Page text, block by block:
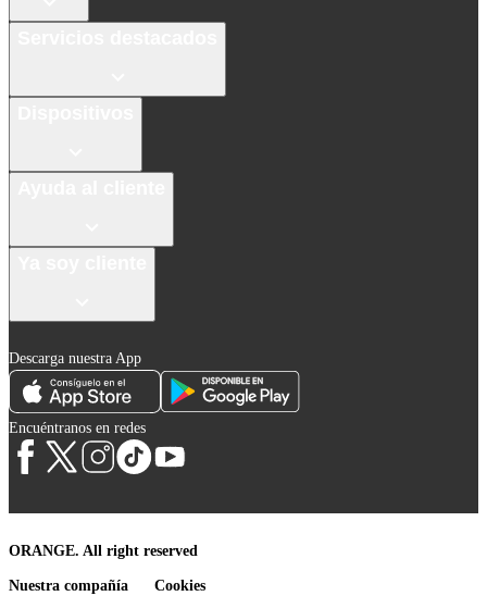
Descarga nuestra App
Encuéntranos en redes
ORANGE. All right reserved
Nuestra compañía Cookies